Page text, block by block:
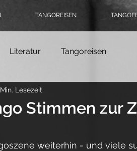
TANGOREISEN
Literatur Tangoreisen
Logbuch
Schuhe
Stimmen zur
Lesezeit
weiterhin - und viele